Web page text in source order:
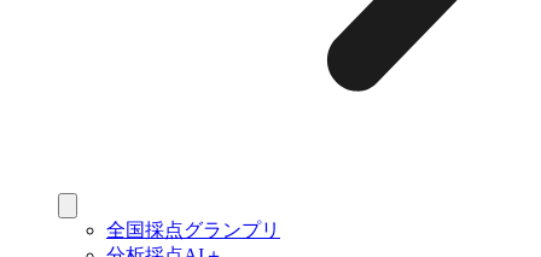
全国採点グランプリ